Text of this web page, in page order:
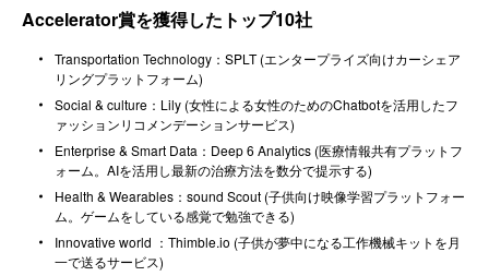
Accelerator賞を獲得したトップ10社
Transportation Technology：SPLT (エンタープライズ向けカーシェア
リングプラットフォーム)
Social & culture：Lily (女性による女性のためのChatbotを活用したフ
ァッションリコメンデーションサービス)
Enterprise & Smart Data：Deep 6 Analytics (医療情報共有プラットフ
ォーム。AIを活用し最新の治療方法を数分で提示する)
Health & Wearables：sound Scout (子供向け映像学習プラットフォー
ム。ゲームをしている感覚で勉強できる)
Innovative world ：Thimble.io (子供が夢中になる工作機械キットを月
一で送るサービス)